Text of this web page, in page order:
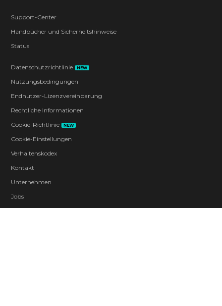
Support-Center
Handbücher und Sicherheitshinweise
Status
Datenschutzrichtlinie NEW
Nutzungsbedingungen
Endnutzer-Lizenzvereinbarung
Rechtliche Informationen
Cookie-Richtlinie
NEW
Cookie-Einstellungen
Verhaltenskodex
Kontakt
Unternehmen
Jobs